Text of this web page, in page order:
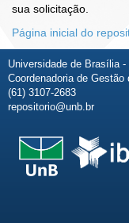
sua solicitação.
Página inicial do
Universidade de Brasília
Coordenadoria de
(61) 3107-2683
repositorio@unb.br